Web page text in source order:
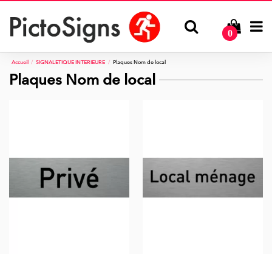
0
Accueil SIGNALETIQUE INTERIEURE Plaques Nom de local
Plaques Nom de local